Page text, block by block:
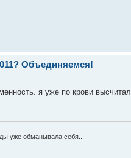
Объединяемся!
я уже по крови
уже обманывала себя...